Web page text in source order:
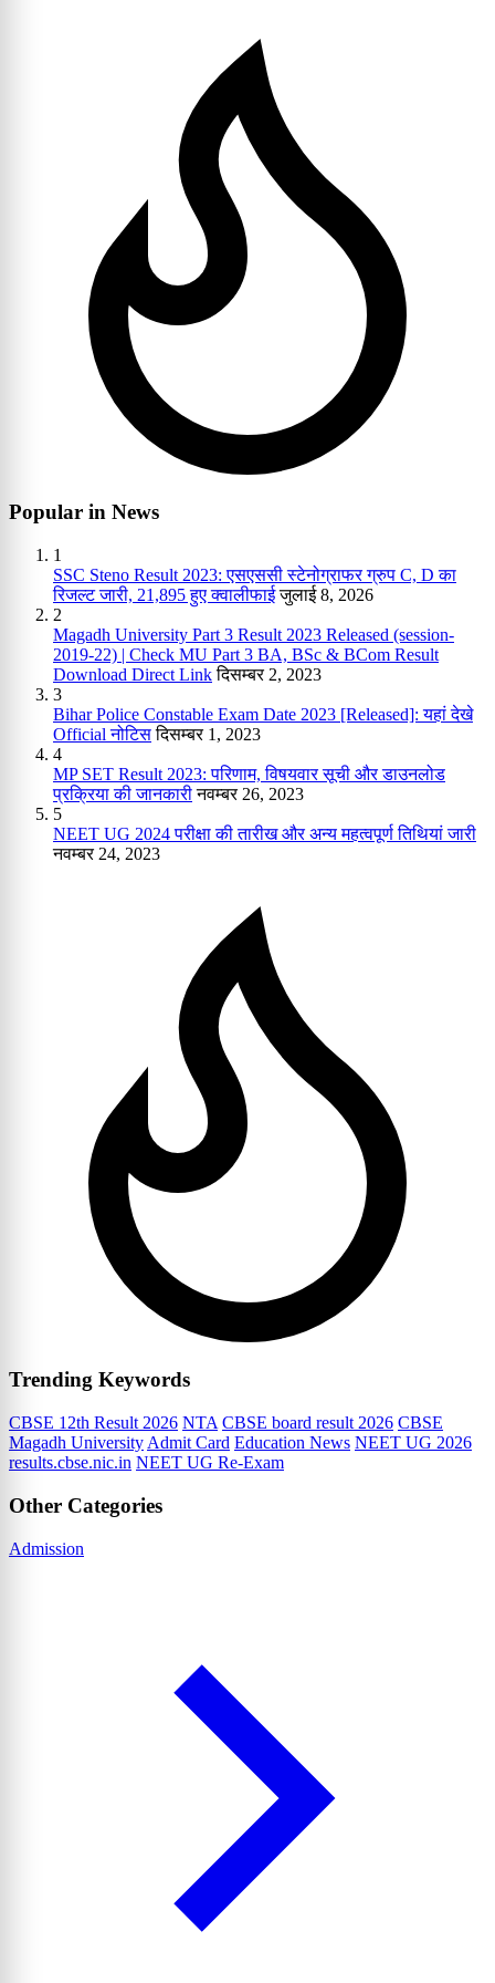
Popular in News
1
SSC Steno Result 2023: एसएससी स्टेनोग्राफर ग्रुप C, D का
रिजल्ट जारी, 21,895 हुए क्वालीफाई जुलाई 8, 2026
2
Magadh University Part 3 Result 2023 Released (session-
2019-22) | Check MU Part 3 BA, BSc & BCom Result
Download Direct Link दिसम्बर 2, 2023
3
Bihar Police Constable Exam Date 2023 [Released]: यहां देखे
Official नोटिस दिसम्बर 1, 2023
4
MP SET Result 2023: परिणाम, विषयवार सूची और डाउनलोड
प्रक्रिया की जानकारी नवम्बर 26, 2023
5
NEET UG 2024 परीक्षा की तारीख और अन्य महत्वपूर्ण तिथियां जारी
नवम्बर 24, 2023
Trending Keywords
CBSE 12th Result 2026 NTA CBSE board result 2026 CBSE
Magadh University Admit Card Education News NEET UG 2026
results.cbse.nic.in NEET UG Re-Exam
Other Categories
Admission